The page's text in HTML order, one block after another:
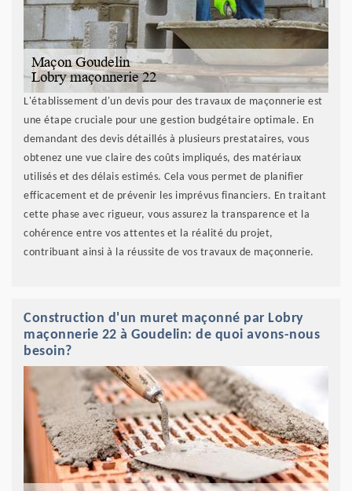
L'établissement d'un devis pour des travaux de maçonnerie est
une étape cruciale pour une gestion budgétaire optimale. En
demandant des devis détaillés à plusieurs prestataires, vous
obtenez une vue claire des coûts impliqués, des matériaux
utilisés et des délais estimés. Cela vous permet de planifier
efficacement et de prévenir les imprévus financiers. En traitant
cette phase avec rigueur, vous assurez la transparence et la
cohérence entre vos attentes et la réalité du projet,
contribuant ainsi à la réussite de vos travaux de maçonnerie.
Construction d'un muret maçonné par Lobry
maçonnerie 22 à Goudelin: de quoi avons-nous
besoin?